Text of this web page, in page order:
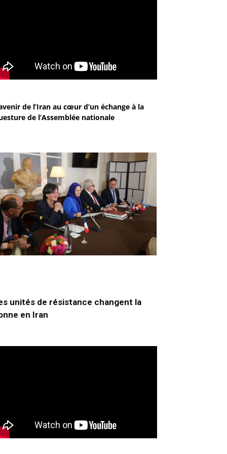
de l’Iran au cœur d’un échange à la
de l’Assemblée nationale
unités de résistance changent la
en Iran